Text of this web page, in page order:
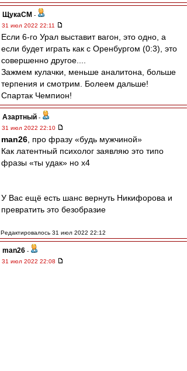
ЩукаСМ -
31 июл 2022 22:11
Если 6-го Урал выставит вагон, это одно, а
если будет играть как с Оренбургом (0:3), это
совершенно другое....
Зажмем кулачки, меньше аналитона, больше
терпения и смотрим. Болеем дальше!
Спартак Чемпион!
Азартный -
31 июл 2022 22:10
man26 , про фразу «будь мужчиной»
Как латентный психолог заявляю это типо
фразы «ты удак» но х4
У Вас ещё есть шанс вернуть Никифорова и
превратить это безобразие
Редактировалось 31 июл 2022 22:12
man26 -
31 июл 2022 22:08